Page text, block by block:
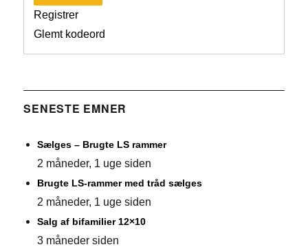
Registrer
Glemt kodeord
SENESTE EMNER
Sælges – Brugte LS rammer
2 måneder, 1 uge siden
Brugte LS-rammer med tråd sælges
2 måneder, 1 uge siden
Salg af bifamilier 12×10
3 måneder siden